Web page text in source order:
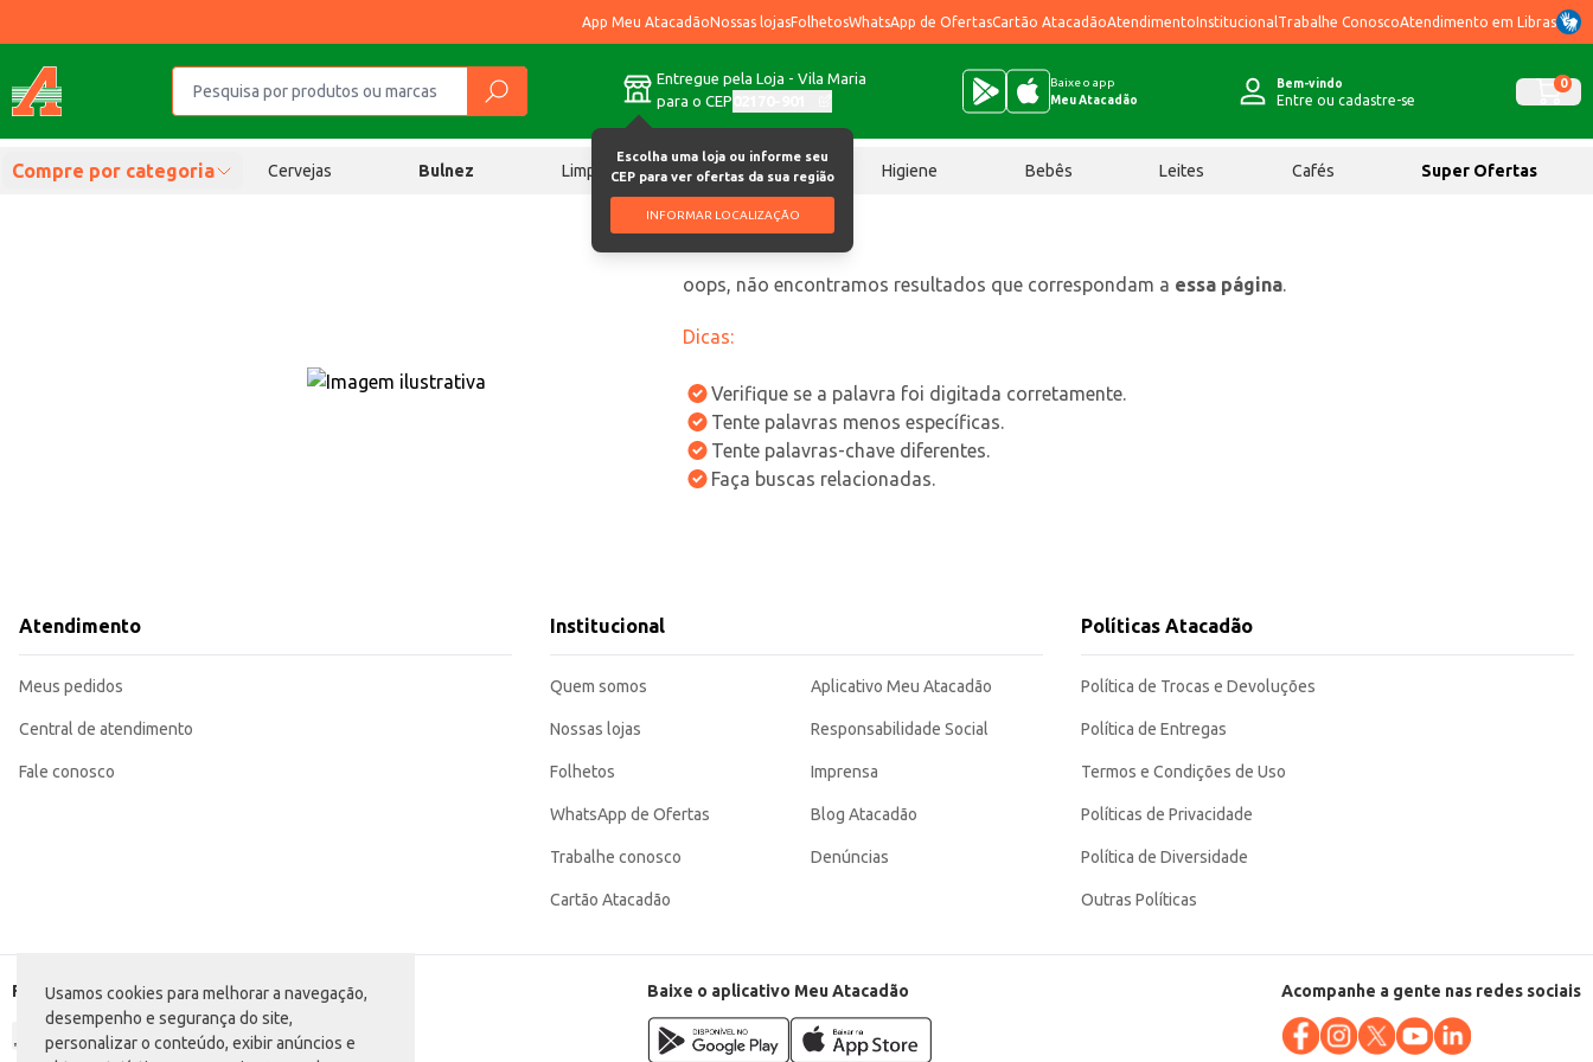
Usamos cookies para melhorar a navegação,
desempenho e segurança do site,
personalizar o conteúdo, exibir anúncios e
App Meu AtacadãoNossas lojasFolhetosWhatsApp de OfertasCartão AtacadãoAtendimentoInstitucional Trabalhe ConoscoAtendimento em Libras
Entregue pela Loja - Vila Maria
para o CEP
Escolha uma loja ou informe seu
CEP para ver ofertas da sua região
INFORMAR LOCALIZAÇÃO
Baixe o app
Meu Atacadão
Bem-vindo
Entre ou cadastre-se
0
Compre por categoria Cervejas Bulnez Limpeza Chocolates Higiene Bebês Leites Cafés Super Ofertas
oops, não encontramos resultados que correspondam a essa página.
Dicas:
Verifique se a palavra foi digitada corretamente.
Tente palavras menos específicas.
Tente palavras-chave diferentes.
Faça buscas relacionadas.
Atendimento
Meus pedidos
Central de atendimento
Fale conosco
Institucional
Quem somos
Nossas lojas
Folhetos
WhatsApp de Ofertas
Trabalhe conosco
Cartão Atacadão
Aplicativo Meu Atacadão
Responsabilidade Social
Imprensa
Blog Atacadão
Denúncias
Políticas Atacadão
Política de Trocas e Devoluções
Política de Entregas
Termos e Condições de Uso
Políticas de Privacidade
Política de Diversidade
Outras Políticas
Formas de pagamento Baixe o aplicativo Meu Atacadão Acompanhe a gente nas redes sociais